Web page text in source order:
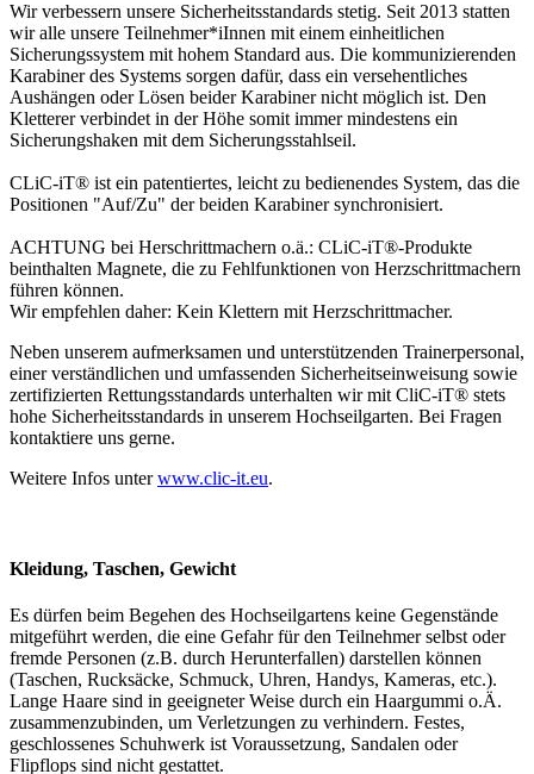
Wir verbessern unsere Sicherheitsstandards stetig. Seit 2013 statten
wir alle unsere Teilnehmer*iInnen mit einem einheitlichen
Sicherungssystem mit hohem Standard aus. Die kommunizierenden
Karabiner des Systems sorgen dafür, dass ein versehentliches
Aushängen oder Lösen beider Karabiner nicht möglich ist. Den
Kletterer verbindet in der Höhe somit immer mindestens ein
Sicherungshaken mit dem Sicherungsstahlseil.
CLiC-iT® ist ein patentiertes, leicht zu bedienendes System, das die
Positionen "Auf/Zu" der beiden Karabiner synchronisiert.
ACHTUNG bei Herschrittmachern o.ä.: CLiC-iT®-Produkte
beinthalten Magnete, die zu Fehlfunktionen von Herzschrittmachern
führen können.
Wir empfehlen daher: Kein Klettern mit Herzschrittmacher.
Neben unserem aufmerksamen und unterstützenden Trainerpersonal,
einer verständlichen und umfassenden Sicherheitseinweisung sowie
zertifizierten Rettungsstandards unterhalten wir mit CliC-iT® stets
hohe Sicherheitsstandards in unserem Hochseilgarten. Bei Fragen
kontaktiere uns gerne.
Weitere Infos unterwww.clic-it.eu.
Kleidung, Taschen, Gewicht
Es dürfen beim Begehen des Hochseilgartens keine Gegenstände
mitgeführt werden, die eine Gefahr für den Teilnehmer selbst oder
fremde Personen (z.B. durch Herunterfallen) darstellen können
(Taschen, Rucksäcke, Schmuck, Uhren, Handys, Kameras, etc.).
Lange Haare sind in geeigneter Weise durch ein Haargummi o.Ä.
zusammenzubinden, um Verletzungen zu verhindern. Festes,
geschlossenes Schuhwerk ist Voraussetzung, Sandalen oder
Flipflops sind nicht gestattet.